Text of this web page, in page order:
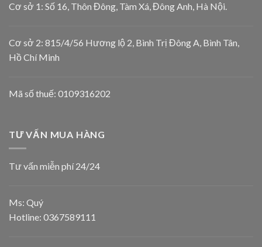
Cơ sở 1: Số 16, Thôn Đông, Tàm Xá, Đông Anh, Hà Nội.
Cơ sở 2: 815/4/56 Hương lộ 2, Bình Trị Đông A, Bình Tân,
Hồ Chí Minh
Mã số thuế: 0109316202
TƯ VẤN MUA HÀNG
Tư vấn miễn phí 24/24
Ms: Quý
Hotline: 0367589111